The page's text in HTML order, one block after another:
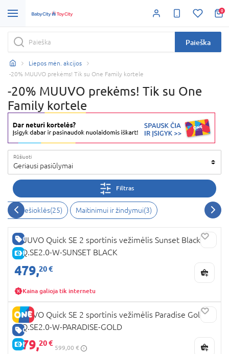
0
Paieška
Liepos mėn. akcijos
-20% MUUVO prekėms! Tik su One Family kortele
-20% MUUVO prekėms! Tik su One
Family kortele
Rūšiuoti
Geriausi pasiūlymai
Filtras
ir nešioklės(25) Maitinimui ir žindymui(3)
GERA KAINA
E-KAINA
MUUVO Quick SE 2 sportinis vežimėlis Sunset Black
MQ.SE2.0-W-SUNSET BLACK
479,20 €
Kaina galioja tik internetu
GERA KAINA
E-KAINA
MUUVO Quick SE 2 sportinis vežimėlis Paradise Gold
MQ.SE2.0-W-PARADISE-GOLD
479,20 €
599,00 €